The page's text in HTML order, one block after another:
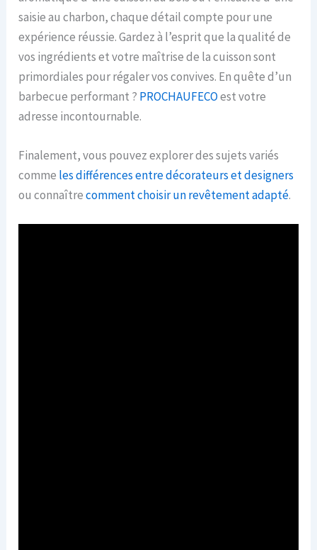
saisie au charbon, chaque détail compte pour une
expérience réussie. Gardez à l’esprit que la qualité de
vos ingrédients et votre maîtrise de la cuisson sont
primordiales pour régaler vos convives. En quête d’un
barbecue performant ? PROCHAUFECOest votre
adresse incontournable.
Finalement, vous pouvez explorer des sujets variés
comme les différences entre décorateurs et designers
ou connaîtrecomment choisir un revêtement adapté.